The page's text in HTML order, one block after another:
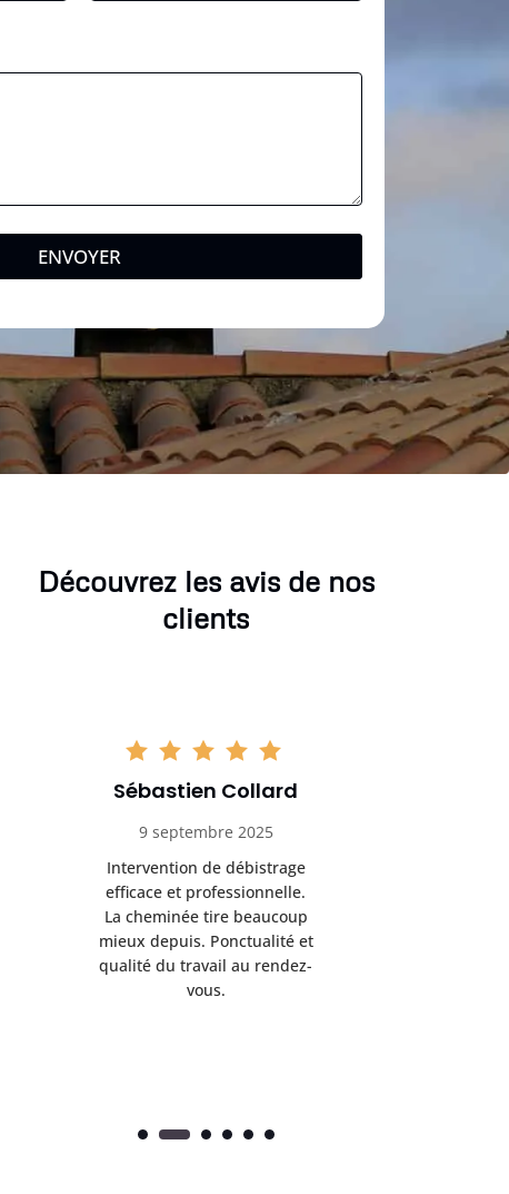
ENVOYER
Découvrez les avis de nos
clients
Sébastien Collard
9 septembre 2025
Intervention de débistrage
efficace et professionnelle.
La cheminée tire beaucoup
mieux depuis. Ponctualité et
qualité du travail au rendez-
vous.